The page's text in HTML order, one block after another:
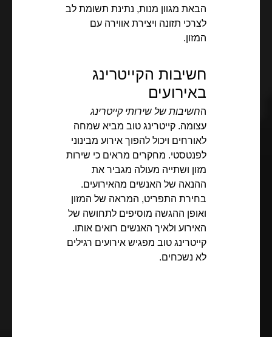
הבאת מגוון מנות, נתינת תשומת לב
לצרכי תזונה ויצירת אווירה עם
המזון.
חשיבות הקייטרינג
באירועים
החשיבות של שירותי קייטרינג
עצומה. קייטרינג טוב מביא שמחה
לאורחים ויכול להפוך אירוע מבינוני
לפנטסטי. מחקרים מראים כי שירות
מזון ושתייה מעולה מגביר את
ההנאה של האנשים מהאירועים.
בחירת התפריט, המראה של המזון
ואופן ההגשה מוסיפים לתחושה של
האירוע ולאיך האנשים רואים אותו.
קייטרינג טוב מפגיש אירועים רגילים
לא נשכחים.